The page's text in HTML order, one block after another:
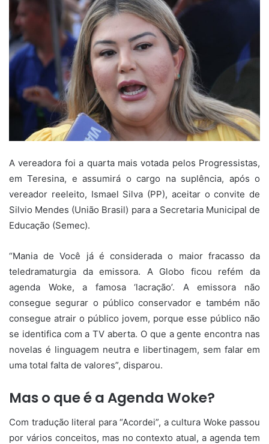
A vereadora foi a quarta mais votada pelos Progressistas,
em Teresina, e assumirá o cargo na suplência, após o
vereador reeleito, Ismael Silva (PP), aceitar o convite de
Silvio Mendes (União Brasil) para a Secretaria Municipal de
Educação (Semec).
“Mania de Você já é considerada o maior fracasso da
teledramaturgia da emissora. A Globo ficou refém da
agenda Woke, a famosa ‘lacração’. A emissora não
consegue segurar o público conservador e também não
consegue atrair o público jovem, porque esse público não
se identifica com a TV aberta. O que a gente encontra nas
novelas é linguagem neutra e libertinagem, sem falar em
uma total falta de valores”, disparou.
Mas o que é a Agenda Woke?
Com tradução literal para “Acordei”, a cultura Woke passou
por vários conceitos, mas no contexto atual, a agenda tem